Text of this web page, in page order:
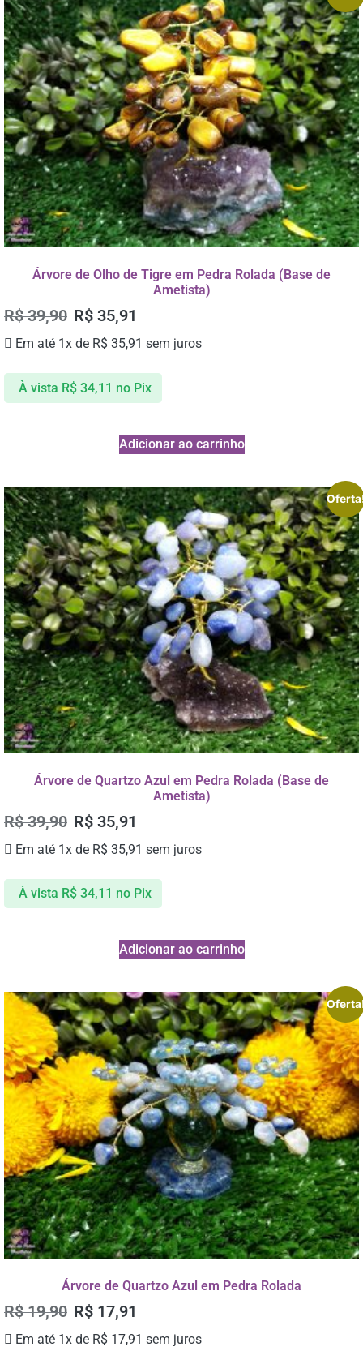
Árvore de Olho de Tigre em Pedra Rolada (Base de
Ametista)
R$39,90 R$ 35,91
Em até 1x de R$ 35,91 sem juros
À vista R$34,11 no Pix
Adicionar ao carrinho
Árvore de Quartzo Azul em Pedra Rolada (Base de
Ametista)
R$39,90 R$ 35,91
Em até 1x de R$ 35,91 sem juros
À vista R$34,11 no Pix
Adicionar ao carrinho
Árvore de Quartzo Azul em Pedra Rolada
R$19,90 R$ 17,91
Em até 1x de R$ 17,91 sem juros